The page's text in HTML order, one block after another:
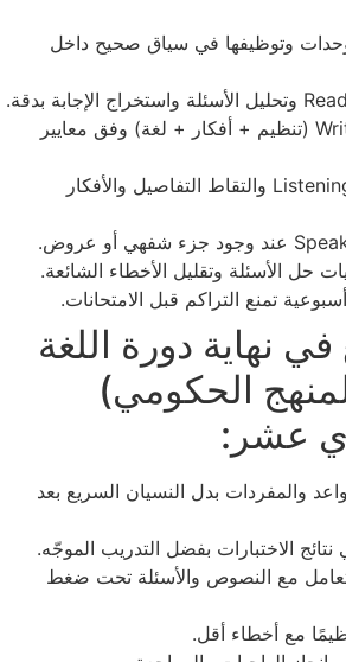
وتوظيفها في سياق صحيح داخل
تطوير الكتابة Writing (تنظيم + أفكار + لغة) وفق معايير
تحسين الاستماع Listening والتقاط التفاصيل والأفكار
حل الأسئلة وتقليل الأخطاء الشائعة.
تمنع التراكم قبل الامتحانات.
في نهاية دورة اللغة
الحكومي)
عشر:
والمفردات بدل النسيان السريع بعد
الاختبارات بفضل التدريب الموجّه.
مع النصوص والأسئلة تحت ضغط
مع أخطاء أقل.